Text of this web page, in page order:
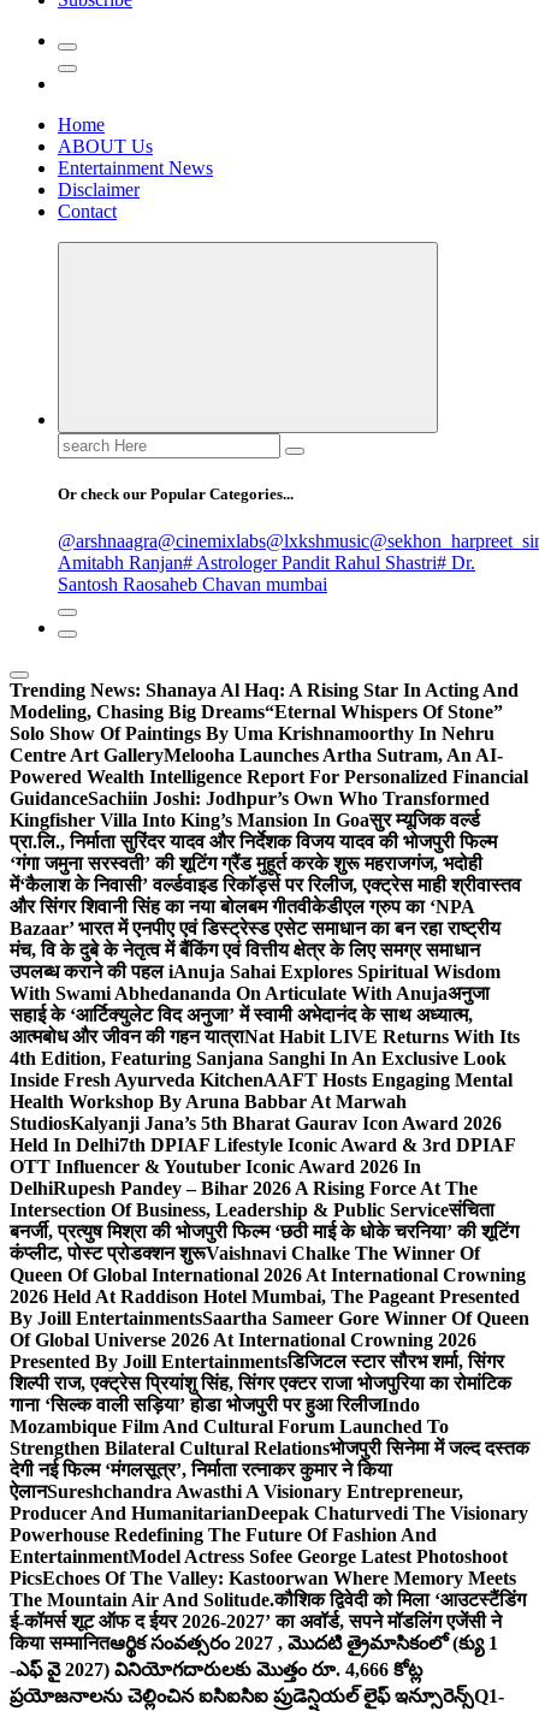
Home
ABOUT Us
Entertainment News
Disclaimer
Contact
Search
for:
Or check our Popular Categories...
@arshnaagra@cinemixlabs@lxkshmusic
Amitabh Ranjan# Astrologer Pandit Rahul Shastri# Dr.
Santosh Raosaheb Chavan mumbai
Trending News: Shanaya Al Haq: A Rising Star In Acting And
Modeling, Chasing Big Dreams“Eternal Whispers Of Stone”
Solo Show Of Paintings By Uma Krishnamoorthy In Nehru
Centre Art GalleryMelooha Launches Artha Sutram, An AI-
Powered Wealth Intelligence Report For Personalized Financial
GuidanceSachiin Joshi: Jodhpur’s Own Who Transformed
Kingfisher Villa Into King’s Mansion In Goaसुर म्यूजिक वर्ल्ड
प्रा.लि., निर्माता सुरिंदर यादव और निर्देशक विजय यादव की भोजपुरी फिल्म
‘गंगा जमुना सरस्वती’ की शूटिंग ग्रैंड मुहूर्त करके शुरू महराजगंज, भदोही
में‘कैलाश के निवासी’ वर्ल्डवाइड रिकॉर्ड्स पर रिलीज, एक्ट्रेस माही श्रीवास्तव
और सिंगर शिवानी सिंह का नया बोलबम गीतवीकेडीएल ग्रुप का ‘NPA
Bazaar’ भारत में एनपीए एवं डिस्ट्रेस्ड एसेट समाधान का बन रहा राष्ट्रीय
मंच, वि के दुबे के नेतृत्व में बैंकिंग एवं वित्तीय क्षेत्र के लिए समग्र समाधान
उपलब्ध कराने की पहल iAnuja Sahai Explores Spiritual Wisdom
With Swami Abhedananda On Articulate With Anujaअनुजा
सहाई के ‘आर्टिक्युलेट विद अनुजा’ में स्वामी अभेदानंद के साथ अध्यात्म,
आत्मबोध और जीवन की गहन यात्राNat Habit LIVE Returns With Its
4th Edition, Featuring Sanjana Sanghi In An Exclusive Look
Inside Fresh Ayurveda KitchenAAFT Hosts Engaging Mental
Health Workshop By Aruna Babbar At Marwah
StudiosKalyanji Jana’s 5th Bharat Gaurav Icon Award 2026
Held In Delhi7th DPIAF Lifestyle Iconic Award & 3rd DPIAF
OTT Influencer & Youtuber Iconic Award 2026 In
DelhiRupesh Pandey – Bihar 2026 A Rising Force At The
Intersection Of Business, Leadership & Public Serviceसंचिता
बनर्जी, प्रत्युष मिश्रा की भोजपुरी फिल्म ‘छठी माई के धोके चरनिया’ की शूटिंग
कंप्लीट, पोस्ट प्रोडक्शन शुरूVaishnavi Chalke The Winner Of
Queen Of Global International 2026 At International Crowning
2026 Held At Raddison Hotel Mumbai, The Pageant Presented
By Joill EntertainmentsSaartha Sameer Gore Winner Of Queen
Of Global Universe 2026 At International Crowning 2026
Presented By Joill Entertainmentsडिजिटल स्टार सौरभ शर्मा, सिंगर
शिल्पी राज, एक्ट्रेस प्रियांशु सिंह, सिंगर एक्टर राजा भोजपुरिया का रोमांटिक
गाना ‘सिल्क वाली सड़िया’ होडा भोजपुरी पर हुआ रिलीजIndo
Mozambique Film And Cultural Forum Launched To
Strengthen Bilateral Cultural Relationsभोजपुरी सिनेमा में जल्द दस्तक
देगी नई फिल्म ‘मंगलसूत्र’, निर्माता रत्नाकर कुमार ने किया
ऐलानSureshchandra Awasthi A Visionary Entrepreneur,
Producer And HumanitarianDeepak Chaturvedi The Visionary
Powerhouse Redefining The Future Of Fashion And
EntertainmentModel Actress Sofee George Latest Photoshoot
PicsEchoes Of The Valley: Kastoorwan Where Memory Meets
The Mountain Air And Solitude.कौशिक द्विवेदी को मिला ‘आउटस्टैंडिंग
ई-कॉमर्स शूट ऑफ द ईयर 2026-2027’ का अवॉर्ड, सपने मॉडलिंग एजेंसी ने
किया सम्मानितఆర్థిక సంవత్సరం 2027 , మొదటి త్రైమాసికంలో (క్యు 1
-ఎఫ్ వై 2027) వినియోగదారులకు మొత్తం రూ. 4,666 కోట్ల
ప్రయోజనాలను చెల్లించిన ఐసిఐసిఐ ప్రుడెన్షియల్ లైఫ్ ఇన్సూరెన్స్Q1-